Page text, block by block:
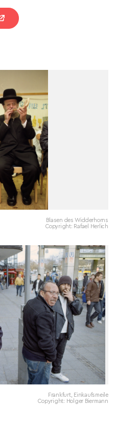
Blasen des Widderhorns
Copyright: Rafael Herlich
Frankfurt, Einkaufsmeile
Copyright: Holger Biermann